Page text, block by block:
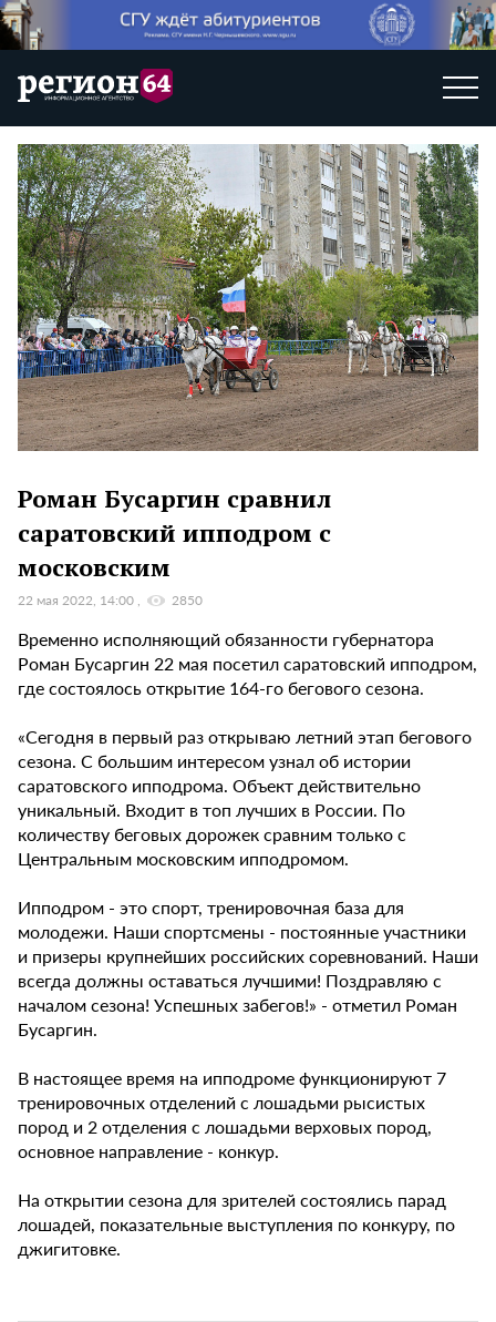
Роман Бусаргин сравнил
саратовский ипподром с
московским
22 мая 2022, 14:00 2850
Временно исполняющий обязанности губернатора
Роман Бусаргин 22 мая посетил саратовский ипподром,
где состоялось открытие 164-го бегового сезона.
«Сегодня в первый раз открываю летний этап бегового
сезона. С большим интересом узнал об истории
саратовского ипподрома. Объект действительно
уникальный. Входит в топ лучших в России. По
количеству беговых дорожек сравним только с
Центральным московским ипподромом.
Ипподром - это спорт, тренировочная база для
молодежи. Наши спортсмены - постоянные участники
и призеры крупнейших российских соревнований. Наши
всегда должны оставаться лучшими! Поздравляю с
началом сезона! Успешных забегов!» - отметил Роман
Бусаргин.
В настоящее время на ипподроме функционируют 7
тренировочных отделений с лошадьми рысистых
пород и 2 отделения с лошадьми верховых пород,
основное направление - конкур.
На открытии сезона для зрителей состоялись парад
лошадей, показательные выступления по конкуру, по
джигитовке.